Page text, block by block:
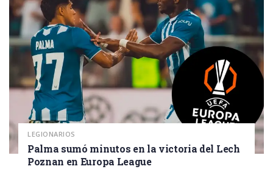
LEGIONARIOS
Palma sumó minutos en la victoria del Lech
Poznan en Europa League